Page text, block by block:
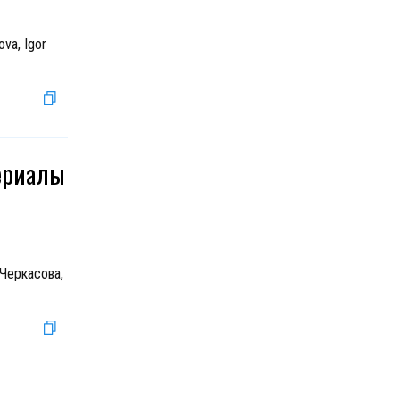
Igor